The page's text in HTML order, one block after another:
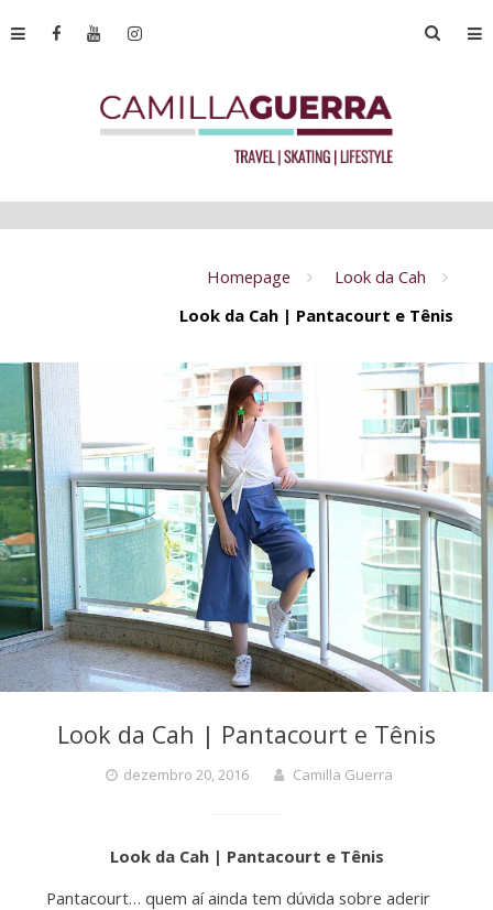
Homepage
Look da Cah
Look da Cah | Pantacourt e Tênis
Look da Cah | Pantacourt e Tênis
dezembro 20, 2016 Camilla Guerra
Look da Cah | Pantacourt e Tênis
Pantacourt… quem aí ainda tem dúvida sobre aderir